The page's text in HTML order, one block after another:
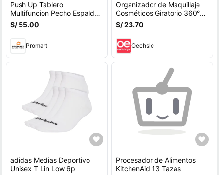
Push Up Tablero
Multifuncion Pecho Espalda
Hombros Triceps
S/ 55.00
Promart
Organizador de Maquillaje
Cosméticos Giratorio 360°
Ajustable Blanco
S/ 23.70
Oechsle
adidas Medias Deportivo
Unisex T Lin Low 6p
Procesador de Alimentos
KitchenAid 13 Tazas